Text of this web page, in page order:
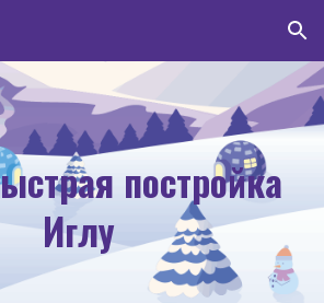
Skip to navigation
постройка
Иглу